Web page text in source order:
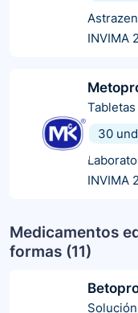
INVIMA
30 und
INVIMA
Medicamentos
formas (11)